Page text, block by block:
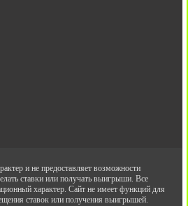
и не предоставляет возможности
ставки или получать выигрыши. Все
характер. Сайт не имеет функций для
ставок или получения выигрышей.